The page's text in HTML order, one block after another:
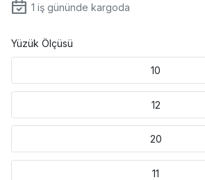
1 iş gününde kargoda
Yüzük Ölçüsü
10
12
20
11